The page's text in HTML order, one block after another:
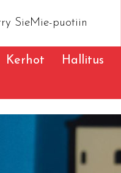
SieMie-puotiin
Kerhot Hallitus